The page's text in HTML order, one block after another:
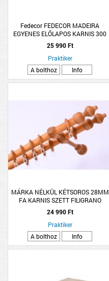
Fedecor FEDECOR MADEIRA
EGYENES ELŐLAPOS KARNIS 300
CM FEHÉR ALUMÍNIUM KÉTSOROS
25 990 Ft
Praktiker
A bolthoz
Info
MÁRKA NÉLKÜL KÉTSOROS 28MM
FA KARNIS SZETT FILIGRANO
260CM, CSERESZNYE SZÍNŰ
24 990 Ft
Praktiker
A bolthoz
Info